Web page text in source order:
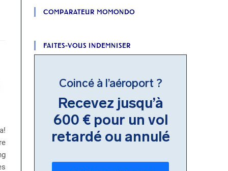
COMPARATEUR MOMONDO
FAITES-VOUS INDEMNISER